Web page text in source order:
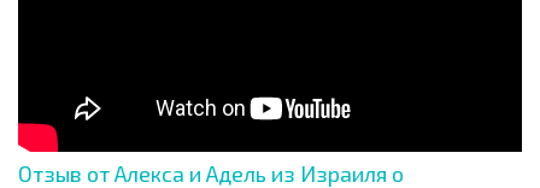
Отзыв от Алекса и Адель из Израиля о